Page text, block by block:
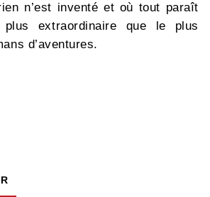
n’est inventé et où tout paraît
plus extraordinaire que le plus
d’aventures.